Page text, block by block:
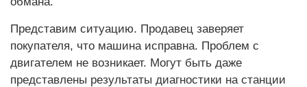
Представим ситуацию. Продавец заверяет
покупателя, что машина исправна. Проблем с
двигателем не возникает. Могут быть даже
представлены результаты диагностики на станции